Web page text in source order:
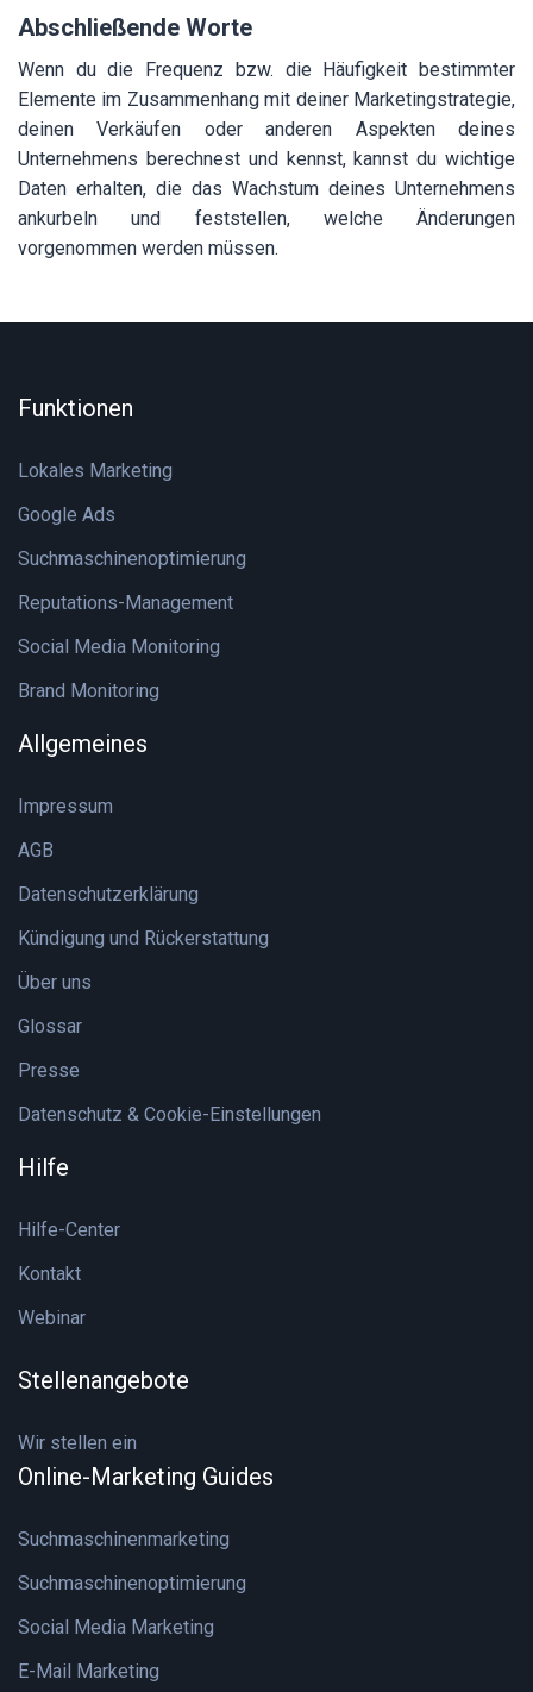
Abschließende Worte
Wenn du die Frequenz bzw. die Häufigkeit bestimmter
Elemente im Zusammenhang mit deiner Marketingstrategie,
deinen Verkäufen oder anderen Aspekten deines
Unternehmens berechnest und kennst, kannst du wichtige
Daten erhalten, die das Wachstum deines Unternehmens
ankurbeln und feststellen, welche Änderungen
vorgenommen werden müssen.
Funktionen
Lokales Marketing
Google Ads
Suchmaschinenoptimierung
Reputations-Management
Social Media Monitoring
Brand Monitoring
Allgemeines
Impressum
AGB
Datenschutzerklärung
Kündigung und Rückerstattung
Über uns
Glossar
Presse
Datenschutz & Cookie-Einstellungen
Hilfe
Hilfe-Center
Kontakt
Webinar
Stellenangebote
Wir stellen ein
Online-Marketing Guides
Suchmaschinenmarketing
Suchmaschinenoptimierung
Social Media Marketing
E-Mail Marketing